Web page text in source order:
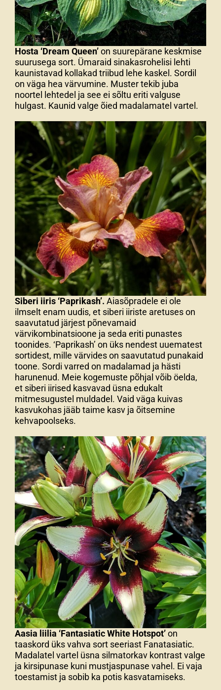
Hosta ‘Dream Queen’on suurepärane keskmise
suurusega sort. Ümaraid sinakasrohelisi lehti
kaunistavad kollakad triibud lehe kaskel. Sordil
on väga hea värvumine. Muster tekib juba
noortel lehtedel ja see ei sõltu eriti valguse
hulgast. Kaunid valge õied madalamatel vartel.
Siberi iiris ‘Paprikash’. Aiasõpradele ei ole
ilmselt enam uudis, et siberi iiriste aretuses on
saavutatud järjest põnevamaid
värvikombinatsioone ja seda eriti punastes
toonides. ‘Paprikash’ on üks nendest uuematest
sortidest, mille värvides on saavutatud punakaid
toone. Sordi varred on madalamad ja hästi
harunenud. Meie kogemuste põhjal võib öelda,
et siberi iirised kasvavad üsna edukalt
mitmesugustel muldadel. Vaid väga kuivas
kasvukohas jääb taime kasv ja õitsemine
kehvapoolseks.
Aasia liilia ‘Fantasiatic White Hotspot’on
taaskord üks vahva sort seeriast Fanatasiatic.
Madalatel vartel üsna silmatorkav kontrast valge
ja kirsipunase kuni mustjaspunase vahel. Ei vaja
toestamist ja sobib ka potis kasvatamiseks.